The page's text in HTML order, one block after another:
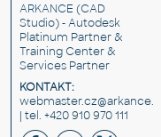
ARKANCE (CAD
Studio) - Autodesk
Platinum Partner &
Training Center &
Services Partner
KONTAKT:
| tel. +420 910 970 111